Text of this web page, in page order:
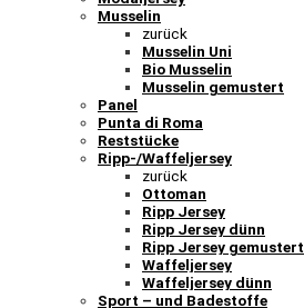
Musselin
zurück
Musselin Uni
Bio Musselin
Musselin gemustert
Panel
Punta di Roma
Reststücke
Ripp-/Waffeljersey
zurück
Ottoman
Ripp Jersey
Ripp Jersey dünn
Ripp Jersey gemustert
Waffeljersey
Waffeljersey dünn
Sport – und Badestoffe